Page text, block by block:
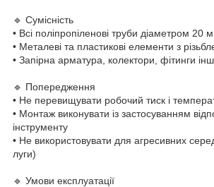
🔹 Сумісність
• Всі поліпропіленові труби діаметром 20
• Металеві та пластикові елементи з
• Запірна арматура, колектори, фітинги
🔹 Попередження
• Не перевищувати робочий тиск і
• Монтаж виконувати із застосуванням
інструменту
• Не використовувати для агресивних
луги)
🔹 Умови експлуатації